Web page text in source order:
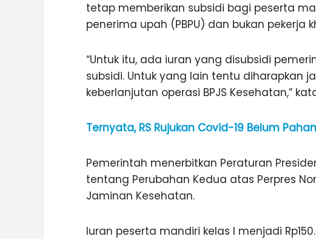
tetap memberikan subsidi bagi peserta
penerima upah (PBPU) dan bukan pekerja
“Untuk itu, ada iuran yang disubsidi
subsidi. Untuk yang lain tentu diharapkan
keberlanjutan operasi BPJS Kesehatan,”
Ternyata, RS Rujukan Covid-19 Belum
Pemerintah menerbitkan Peraturan
tentang Perubahan Kedua atas Perpres
Jaminan Kesehatan.
Iuran peserta mandiri kelas I menjadi